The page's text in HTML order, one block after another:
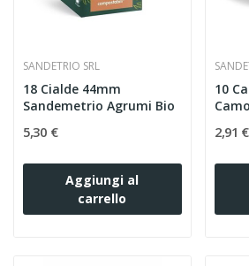
SANDETRIO SRL
18 Cialde 44mm
Sandemetrio Agrumi Bio
5,30 €
Aggiungi al
carrello
10
2,91 €